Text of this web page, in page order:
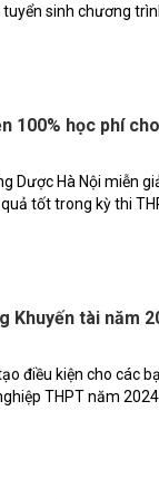
sinh chương
100% học phí
Dược Hà Nội miễn
tốt trong kỳ thi
Khuyến tài năm
điều kiện cho các
THPT năm